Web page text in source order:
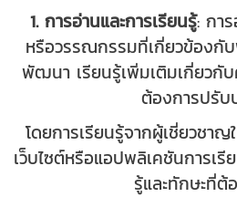
1. การอ่านและการเรียนรู้: กา
หรือวรรณกรรมที่เกี่ยวข้องกั
พัฒนา เรียนรู้เพิ่มเติมเกี่ยวกั
ต้องการปรับ
โดยการเรียนรู้จากผู้เชี่ยวชา
เว็บไซต์หรือแอปพลิเคชันการเรี
รู้และทักษะที่ต้